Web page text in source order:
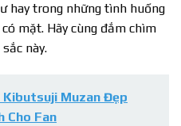
hay trong những tình huống
mặt. Hãy cùng đắm chìm
này.
Kibutsuji Muzan Đẹp
Cho Fan